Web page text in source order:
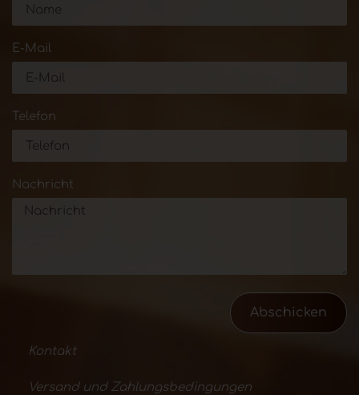
E-Mail
Telefon
Nachricht
Abschicken
Kontakt
Versand und Zahlungsbedingungen